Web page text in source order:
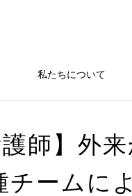
私たちについて
護師】外
チームに